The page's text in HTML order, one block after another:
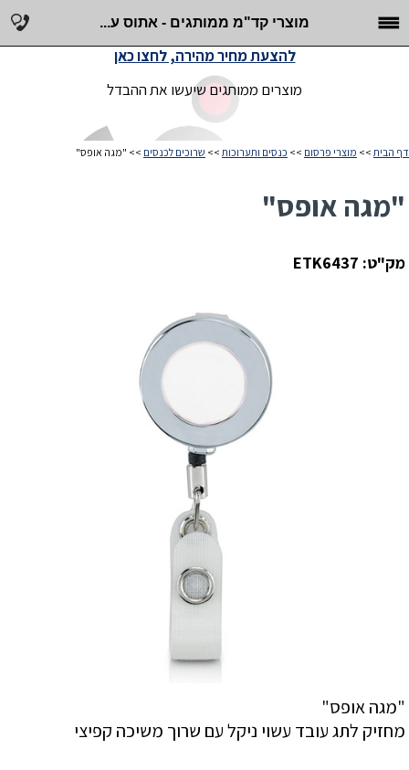
מוצרי קד"מ ממותגים - אתוס ע...
מוצרים ממותגים שיעשו את ההבדל
להצעת מחיר מהירה, לחצו כאן
דף הבית >> מוצרי פרסום >> כנסים ותערוכות >> שרוכים לכנסים >> "מגה אופס"
"מגה אופס"
מק"ט: ETK6437
"מגה אופס"
מחזיק לתג עובד עשוי ניקל עם שרוך משיכה קפיצי